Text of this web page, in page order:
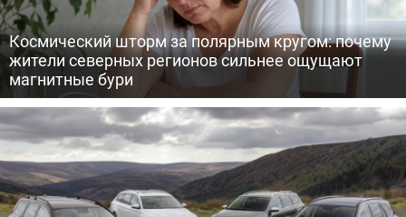
Космический шторм за полярным кругом: почему
жители северных регионов сильнее ощущают
магнитные бури